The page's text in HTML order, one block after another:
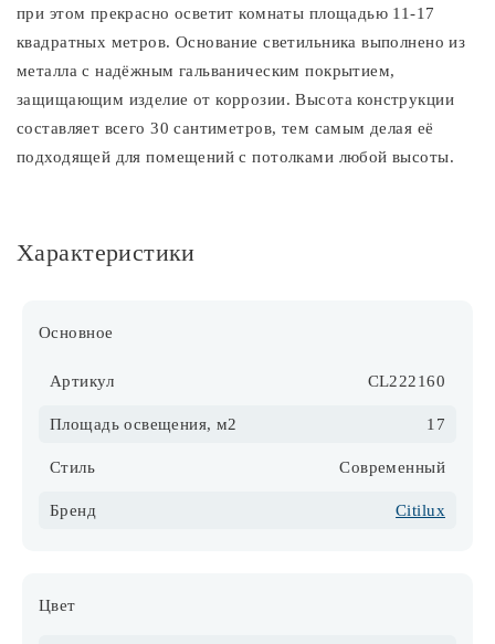
при этом прекрасно осветит комнаты площадью 11-17
квадратных метров. Основание светильника выполнено из
металла с надёжным гальваническим покрытием,
защищающим изделие от коррозии. Высота конструкции
составляет всего 30 сантиметров, тем самым делая её
подходящей для помещений с потолками любой высоты.
Характеристики
Основное
Артикул CL222160
Площадь освещения, м2 17
Стиль Современный
Бренд Citilux
Цвет